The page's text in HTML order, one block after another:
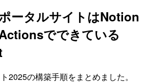
ータルサイトはNotion
でできている
2025の構築手順をまとめました。